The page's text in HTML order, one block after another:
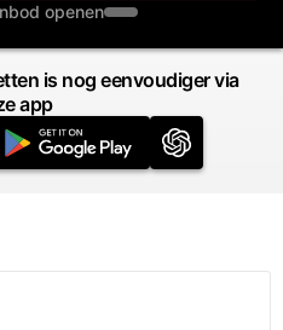
openen
is nog eenvoudiger via
app